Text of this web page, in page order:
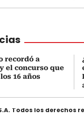
recordó a
el concurso que
16 años
Todos los derechos